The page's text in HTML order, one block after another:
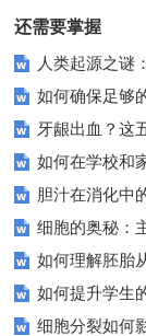
还需要掌握
人类起源之谜
进化的？
如何确保足够
入？这里有一份
牙龈出血？这
找出原因并解决！
如何在学校和
品安全？家长和
胆汁在消化中
分泌异常的影响？
细胞的奥秘：
及其功能探析？
如何理解胚胎
的神奇发育过程？
如何提升学生
力？这些方法助
细胞分裂如何